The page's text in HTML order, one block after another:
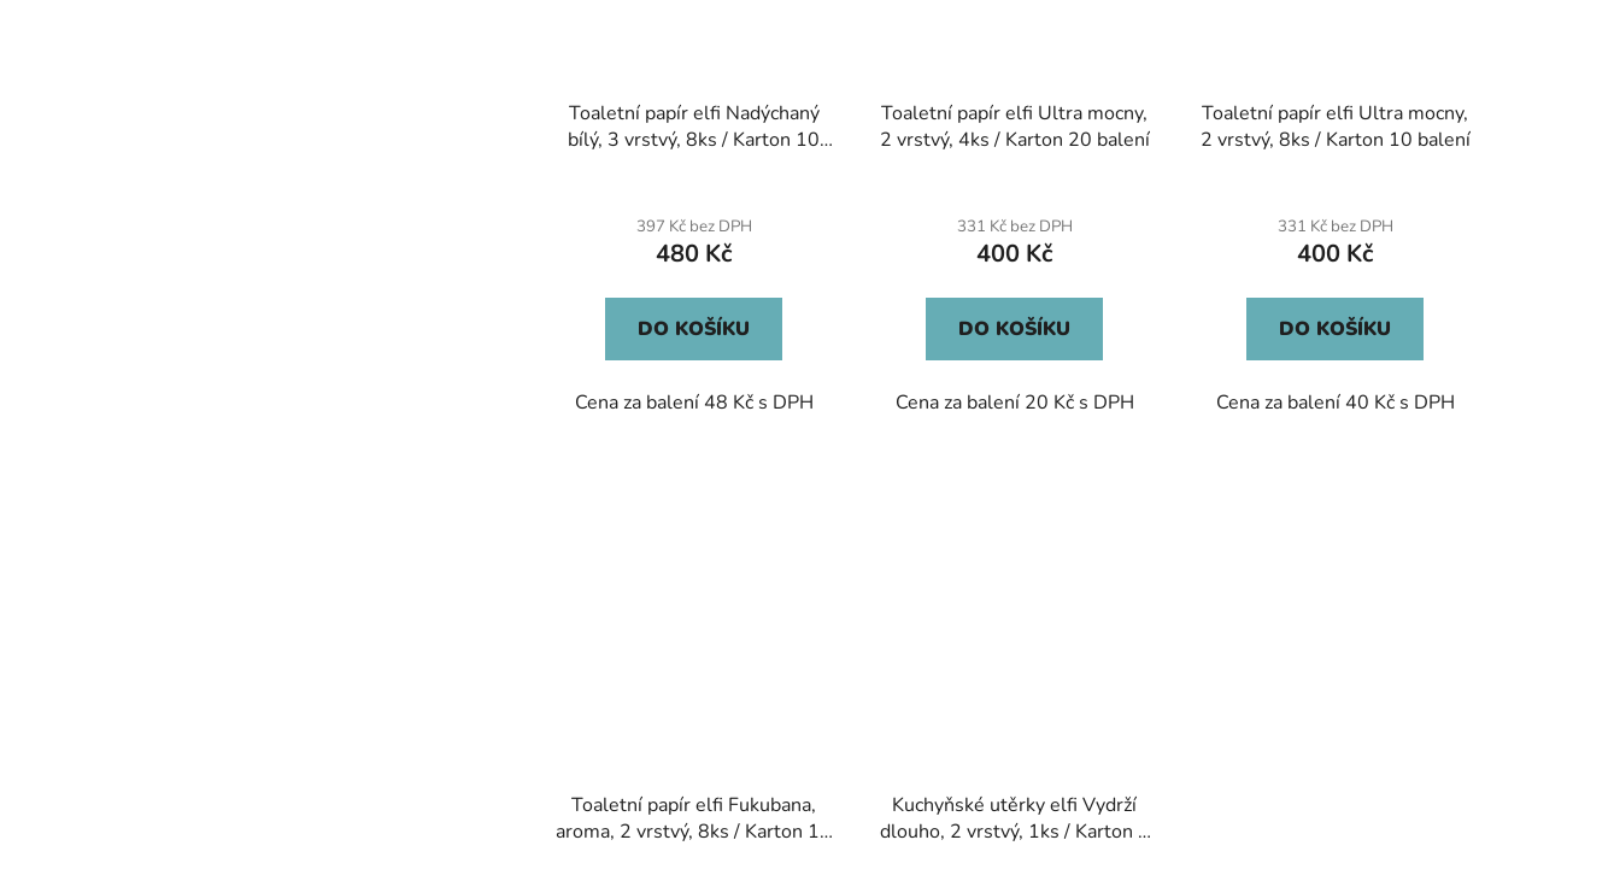
Toaletní papír elfi Nadýchaný
bílý, 3 vrstvý, 8ks / Karton 10
397 Kč bez DPH
480 Kč
DO KOŠÍKU
Cena za balení 48 Kč s DPH
Toaletní papír elfi Ultra mocny,
2 vrstvý, 4ks / Karton 20 balení
331 Kč bez DPH
400 Kč
DO KOŠÍKU
Cena za balení 20 Kč s DPH
Toaletní papír elfi Ultra mocny,
2 vrstvý, 8ks / Karton 10 balení
331 Kč bez DPH
400 Kč
DO KOŠÍKU
Cena za balení 40 Kč s DPH
Toaletní papír elfi Fukubana,
aroma, 2 vrstvý, 8ks / Karton 10
Kuchyňské utěrky elfi Vydrží
dlouho, 2 vrstvý, 1ks / Karton 6